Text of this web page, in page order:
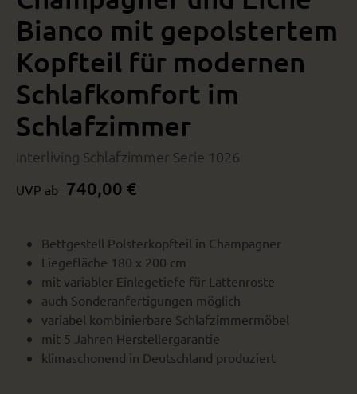
Bianco mit gepolstertem
Kopfteil für modernen
Schlafkomfort im
Schlafzimmer
Interliving Schlafzimmer Serie 1026
UVP ab 740,00 €
Bettgestell Polsterkopfteil in Champagner
Liegefläche 180 x 200 cm
mit variabler Einlegetiefe für Lattenroste
auch Sonderanfertigungen möglich
variabel kombinierbare Schlafzimmermöbel
mit 5 Jahren Herstellergarantie
klimaschonend in Deutschland produziert